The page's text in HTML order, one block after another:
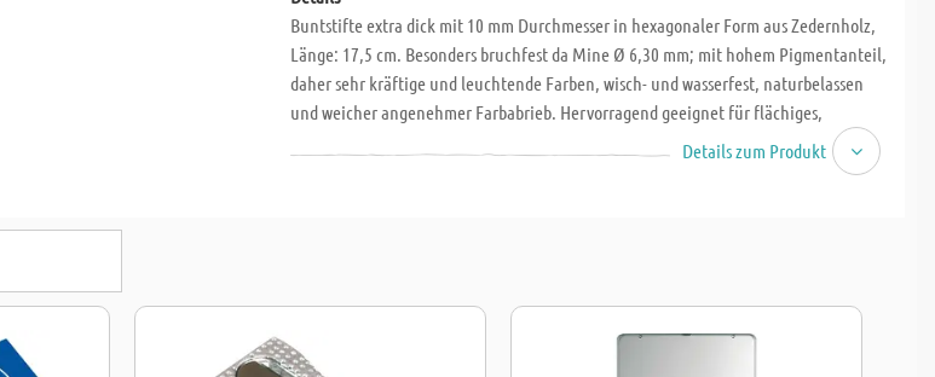
Buntstifte extra dick mit 10 mm Durchmesser in hexagonaler Form aus Zedernholz,
Länge: 17,5 cm. Besonders bruchfest da Mine Ø 6,30 mm; mit hohem Pigmentanteil,
daher sehr kräftige und leuchtende Farben, wisch- und wasserfest, naturbelassen
und weicher angenehmer Farbabrieb. Hervorragend geeignet für flächiges,
künstlerisches Gestalten. Sehr wirtschaftlich im Verbrauch. Lyra ist bei Dickkern-
Farbstiften unangefochtener Marktführer. Die Stifte sind dank der dicken Mine
nachhaltiger Forstwirtschaft stammt.
Details zum Produkt